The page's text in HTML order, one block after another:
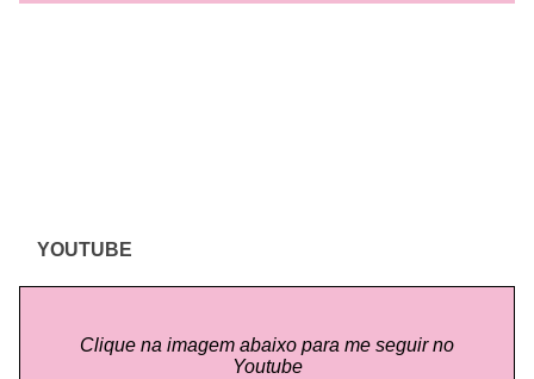
YOUTUBE
Clique na imagem abaixo para me seguir no
Youtube